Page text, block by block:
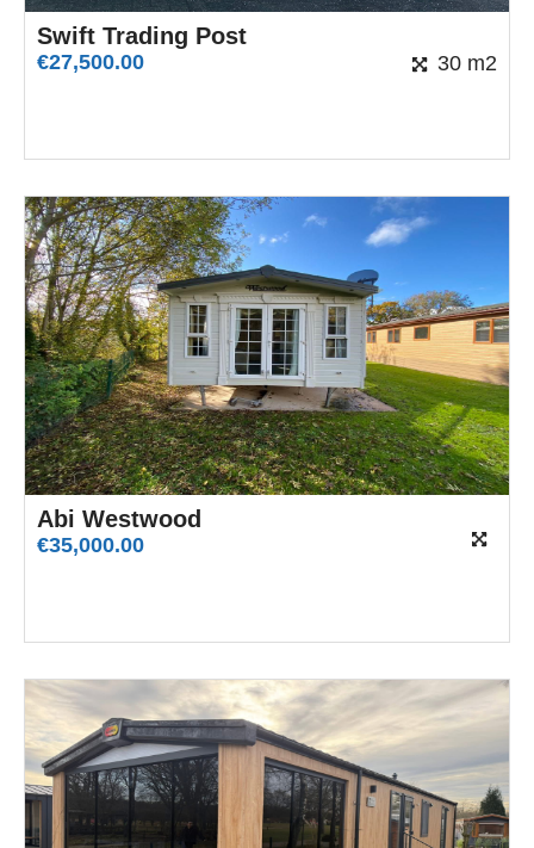
Swift Trading Post
€27,500.00 30 m2
Abi Westwood
€35,000.00